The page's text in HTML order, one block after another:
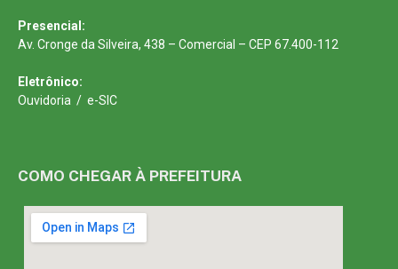
Presencial:
Av. Cronge da Silveira, 438 – Comercial – CEP 67.400-112
Eletrônico:
Ouvidoria / e-SIC
COMO CHEGAR À PREFEITURA